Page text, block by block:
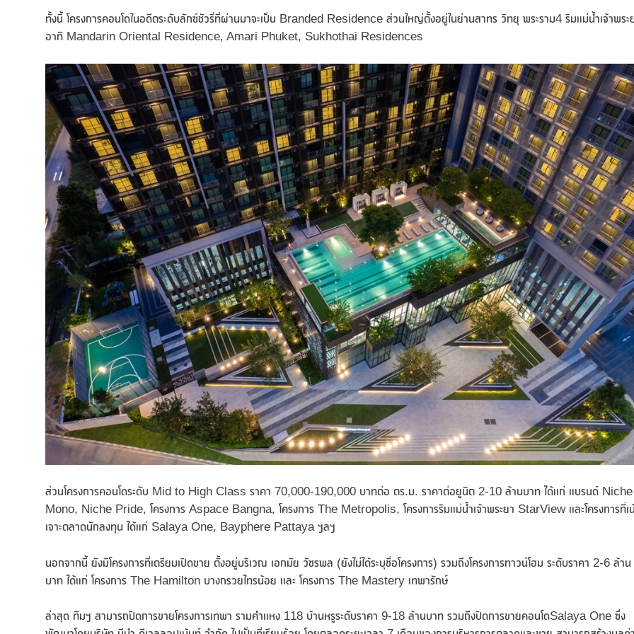
ทั้งนี้ โครงการคอนโดในอดีตระดับลักซ์ชัวรี่ที่ผ่านมาจะเป็น Branded Residence ส่วนใหญ่ตั้งอยู่ในย่านสาทร วิทยุ พระราม4 ริมแม่น้ำเจ้าพระ
อาทิ Mandarin Oriental Residence, Amari Phuket, Sukhothai Residences
ส่วนโครงการคอนโดระดับ Mid to High Class ราคา 70,000-190,000 บาทต่อ ตร.ม. ราคาต่อยูนิต 2-10 ล้านบาท ได้แก่ แบรนด์ Niche
Mono, Niche Pride, โครงการ Aspace Bangna, โครงการ The Metropolis, โครงการริมแม่น้ำเจ้าพระยา StarView และโครงการที่เ
เจาะตลาดนักลงทุน ได้แก่ Salaya One, Bayphere Pattaya ฯลฯ
นอกจากนี้ ยังมีโครงการที่เตรียมเปิดขาย ตั้งอยู่บริเวณ เอกมัย วัชรพล (ยังไม่ได้ระบุชื่อโครงการ) รวมถึงโครงการทาวน์โฮม ระดับราคา 2-6 ล้าน
บาท ได้แก่ โครงการ The Hamilton บางกรวยไทรน้อย และ โครงการ The Mastery เทพารักษ์
ล่าสุด ทีมฯ สามารถปิดการขายโครงการเทพา รามคำแหง 118 บ้านหรูระดับราคา 9-18 ล้านบาท รวมถึงปิดการขายคอนโดSalaya One ซึ่ง